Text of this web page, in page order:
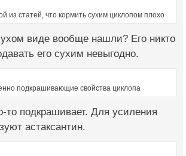
из статей, что кормить сухим циклопом плохо
виде вообще нашли? Его никто
его сухим невыгодно.
подкрашивающие свойства циклопа
то подкрашивает. Для усиления
астаксантин.